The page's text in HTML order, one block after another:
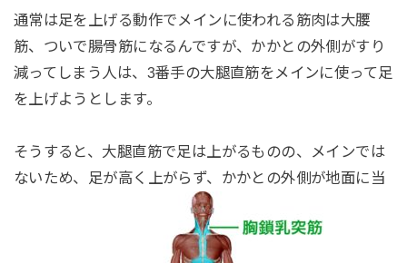
通常は足を上げる動作でメインに使われる筋肉は大腰
筋、ついで腸骨筋になるんですが、かかとの外側がすり
減ってしまう人は、3番手の大腿直筋をメインに使って足
を上げようとします。
そうすると、大腿直筋で足は上がるものの、メインでは
ないため、足が高く上がらず、かかとの外側が地面に当